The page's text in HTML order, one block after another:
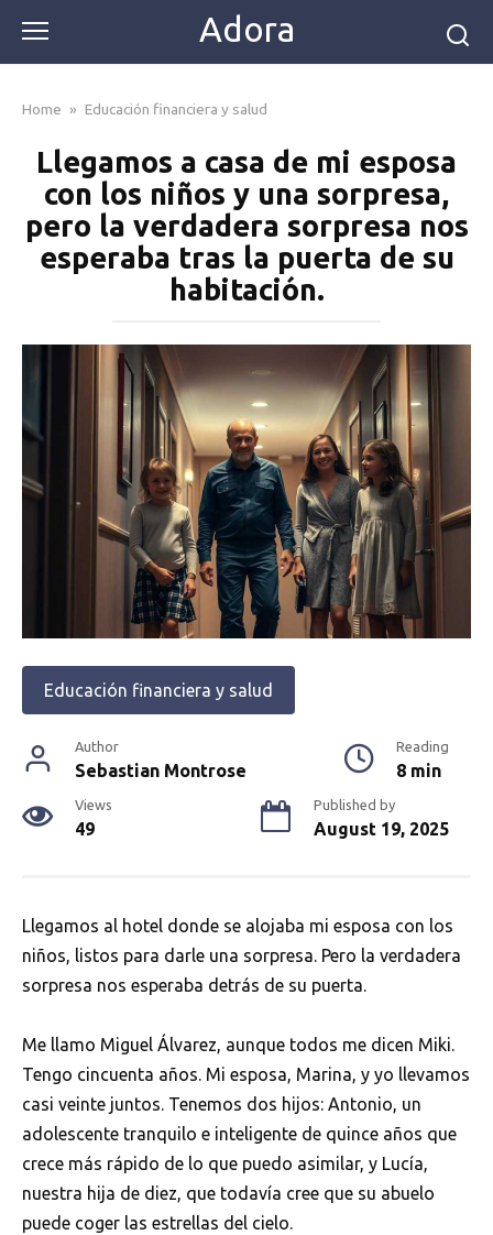
content
Adora
Home » Educación financiera y salud
Llegamos a casa de mi esposa
con los niños y una sorpresa,
pero la verdadera sorpresa nos
esperaba tras la puerta de su
habitación.
Educación financiera y salud
Author
Sebastian Montrose
Reading
8 min
Views
49
Published by
August 19, 2025
Llegamos al hotel donde se alojaba mi esposa con los
niños, listos para darle una sorpresa. Pero la verdadera
sorpresa nos esperaba detrás de su puerta.
Me llamo Miguel Álvarez, aunque todos me dicen Miki.
Tengo cincuenta años. Mi esposa, Marina, y yo llevamos
casi veinte juntos. Tenemos dos hijos: Antonio, un
adolescente tranquilo e inteligente de quince años que
crece más rápido de lo que puedo asimilar, y Lucía,
nuestra hija de diez, que todavía cree que su abuelo
puede coger las estrellas del cielo.